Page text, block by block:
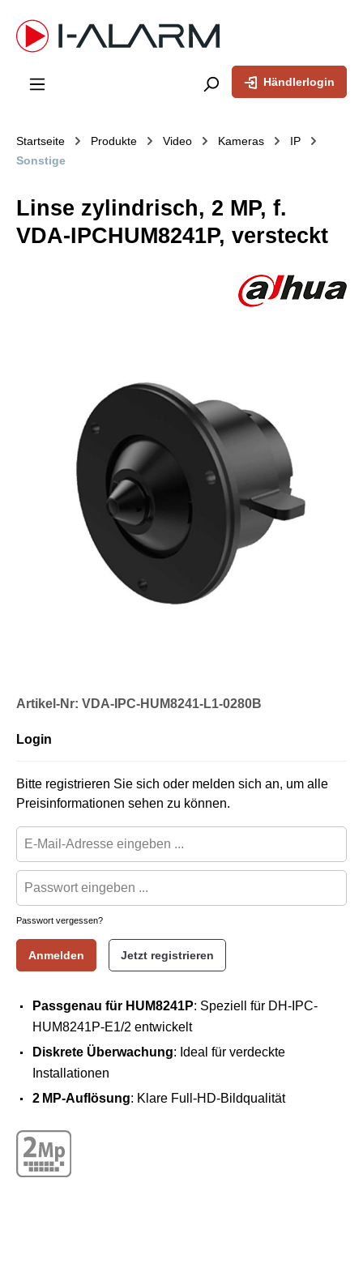
springen
Händlerlogin
Startseite Produkte Video Kameras
IP
Sonstige
Linse zylindrisch, 2 MP, f.
VDA-IPCHUM8241P, versteckt
Artikel-Nr: VDA-IPC-HUM8241-L1-0280B
Login
Bitte registrieren Sie sich oder melden sich an, um alle
Preisinformationen sehen zu können.
Passwort vergessen?
Anmelden Jetzt registrieren
Passgenau für HUM8241P: Speziell für DH-IPC-
HUM8241P-E1/2 entwickelt
Diskrete Überwachung: Ideal für verdeckte
Installationen
2 MP-Auflösung: Klare Full-HD-Bildqualität